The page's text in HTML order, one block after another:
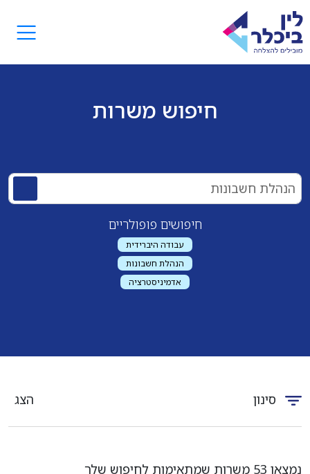
חיפוש משרות
חיפושים פופולריים
עבודה היברידית
הנהלת חשבונות
אדמיניסטרציה
סינון הצג
נמצאו 53 משרות שמתאימות לחיפוש שלך